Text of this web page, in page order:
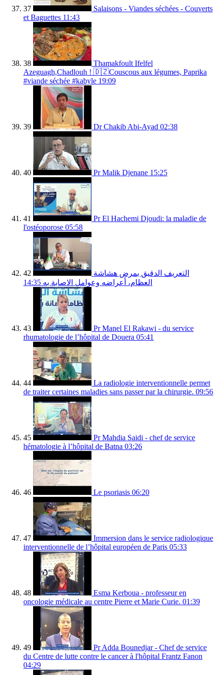
37
Salaisons - Viandes séchées - Couverts
et Baguettes 11:43
38
Thamakfoult Ifelfel
Azeguagh,Chadlouh ! 🇩🇿Couscous aux légumes, Paprika
#viande séchée #kabyle 19:09
39 Dr Chakib Abi-Ayad 02:38
40 Pr Malik Djenane 15:25
41
Pr El Hachemi Djoudi: la maladie de
l'ostéoporose 05:58
42
التعريف الدقيق بمرض هشاشة
العظام، أعراضه وعوامل الاصابة به 14:35
43
Pr Manel El Rakawi - du service
rhumatologie de l’hôpital de Douera 05:41
44
La radiologie interventionnelle permet
de traiter certaines maladies sans passer par la chirurgie. 09:56
45
Pr Mahdia Saidi - chef de service
hématologie à l’hôpital de Batna 03:26
46 Le psoriasis 06:20
47
Immersion dans le service radiologique
interventionnelle de l’hôpital européen de Paris 05:33
48
Esma Kerboua - professeur en
oncologie médicale au centre Pierre et Marie Curie. 01:39
49
Pr Adda Bounedjar - Chef de service
du Centre de lutte contre le cancer à l'hôpital Frantz Fanon
04:29